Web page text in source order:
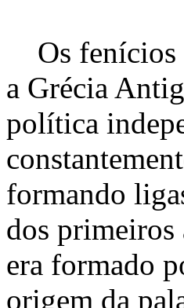
Os fenícios
a Grécia
política
formando
dos primeiros
era formado
origem da